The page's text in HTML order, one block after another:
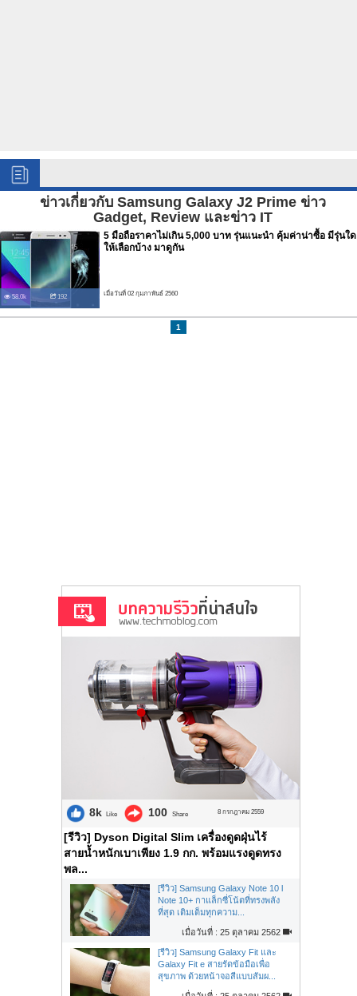
ข่าวเกี่ยวกับ Samsung Galaxy J2 Prime ข่าว
Gadget, Review และข่าว IT
58.0k 192
5 มือถือราคาไม่เกิน 5,000 บาท รุ่นแนะนำ คุ้มค่าน่าซื้อ มีรุ่นใด
ให้เลือกบ้าง มาดูกัน
เมื่อวันที่ 02 กุมภาพันธ์ 2560
1
8k Like 100 Share 8 กรกฎาคม 2559
[รีวิว] Dyson Digital Slim เครื่องดูดฝุ่นไร้
สายน้ำหนักเบาเพียง 1.9 กก. พร้อมแรงดูดทรง
พล...
[รีวิว] Samsung Galaxy Note 10 l
Note 10+ กาแล็กซี่โน้ตที่ทรงพลัง
ที่สุด เติมเต็มทุกความ...
เมื่อวันที่ : 25 ตุลาคม 2562
[รีวิว] Samsung Galaxy Fit และ
Galaxy Fit e สายรัดข้อมือเพื่อ
สุขภาพ ด้วยหน้าจอสีแบบสัมผ...